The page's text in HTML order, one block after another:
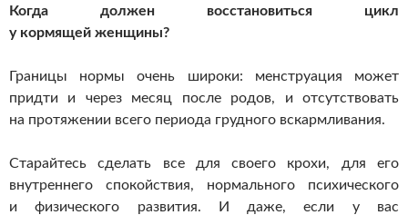
Когда должен восстановиться цикл
у кормящей женщины?
Границы нормы очень широки: менструация может
придти и через месяц после родов, и отсутствовать
на протяжении всего периода грудного вскармливания.
Старайтесь сделать все для своего крохи, для его
внутреннего спокойствия, нормального психического
и физического развития. И даже, если у вас